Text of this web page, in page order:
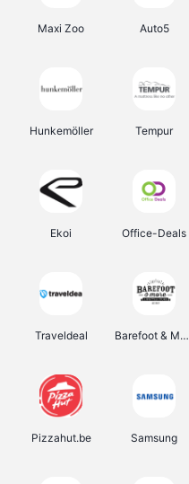
Maxi Zoo Auto5
Hunkemöller Tempur
Ekoi Office-Deals
Traveldeal Barefoot & More
Pizzahut.be Samsung